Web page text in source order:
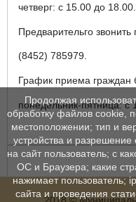
четверг: с 15.00 до 18.00.
Предварительго
(8452) 785979.
График приема граждан
понедельник-пятница: с
Продолжая
обработку файлов cookie,
местоположении; тип и
устройства и разрешение
на сайт пользователь; с
ОС и Браузера; какие
нажимает пользователь;
сайта и проведения